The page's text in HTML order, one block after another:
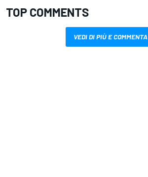
TOP COMMENTS
VEDI DI PIÙ E COMMENTA